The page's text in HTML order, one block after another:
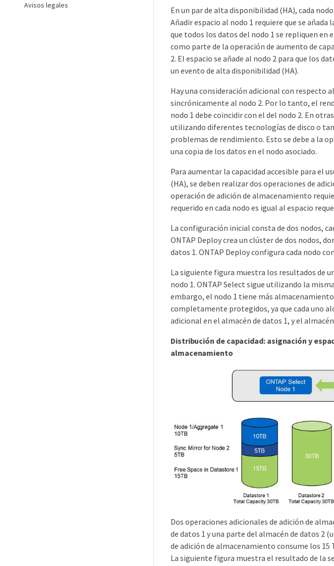
Avisos legales
En un par de alta disponibilidad (HA), cada
Añadir espacio al nodo 1 requiere que se
que todos los datos del nodo 1 se repliquen en
como parte de la operación de aumento de
2. El espacio se añade al nodo 2 para que los
un evento de alta disponibilidad (HA).
Hay una consideración adicional con respecto
sincrónicamente al nodo 2. Por lo tanto, el
nodo 1 debe coincidir con el del nodo 2. En
utilizando diferentes tecnologías de disco o
problemas de rendimiento. Esto se debe a la
una copia de los datos en el nodo asociado.
Para aumentar la capacidad accesible para el
(HA), se deben realizar dos operaciones de
operación de adición de almacenamiento
requerido en cada nodo es igual al espacio
La configuración inicial consta de dos nodos,
ONTAP Deploy crea un clúster de dos nodos,
datos 1. ONTAP Deploy configura cada nodo
La siguiente figura muestra los resultados de
nodo 1. ONTAP Select sigue utilizando la
embargo, el nodo 1 tiene más
completamente protegidos, ya que cada uno
adicional en el almacén de datos 1, y el
Distribución de capacidad: asignación y
almacenamiento
Dos operaciones adicionales de adición de
de datos 1 y una parte del almacén de datos 2
de adición de almacenamiento consume los
La siguiente figura muestra el resultado de la